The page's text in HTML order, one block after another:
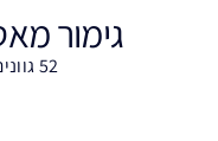
גימור
52 גוונים. אחד שנוצר עבורך.